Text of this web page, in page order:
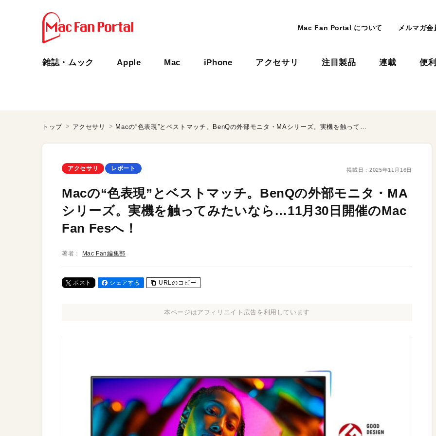
Mac Fan Portal について メルマガ会
雑誌・ムック Apple Mac iPhone アクセサリ 注目製品 連載 便
トップ アクセサリ Macの“色表現”とベストマッチ。BenQの外部モニタ・MAシリーズ。実機を触ってみたいなら…11月30日開催のMac Fan Fesへ！
アクセサリ レポート 掲載日： 2025年11月16日
Macの“色表現”とベストマッチ。BenQの外部モニタ・MA
シリーズ。実機を触ってみたいなら…11月30日開催のMac
Fan Fesへ！
著者： Mac Fan編集部
ポスト シェアする URLのコピー
本ページはアフィリエイト広告を利用しています